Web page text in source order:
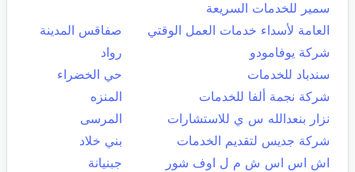
سمير للخدمات السريعة
العامة لأسداء خدمات العمل الوقتي
صفاقس المدينة
شركة يوفامودو
رواد
سندباد للخدمات
حي الخضراء
شركة نجمة ألفا للخدمات
المنزه
نزار بنعدالله س ي للاستشارات
المرسى
شركة جديس لتقديم الخدمات
بني خلاد
اش اس اس ش م ل اوف شور
جبنيانة